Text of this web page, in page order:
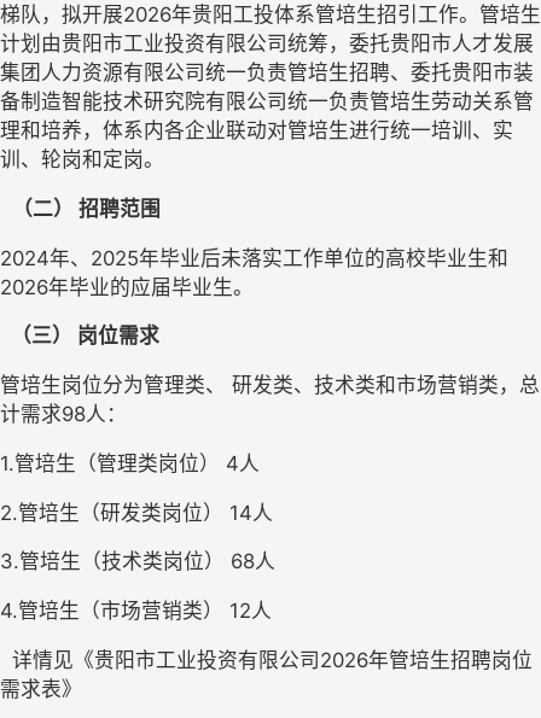
梯队，拟开展2026年贵阳工投体系管培生招引工作。管培生
计划由贵阳市工业投资有限公司统筹，委托贵阳市人才发展
集团人力资源有限公司统一负责管培生招聘、委托贵阳市装
备制造智能技术研究院有限公司统一负责管培生劳动关系管
理和培养，体系内各企业联动对管培生进行统一培训、实
训、轮岗和定岗。
（二） 招聘范围
2024年、 2025年毕业后未落实工作单位的高校毕业生和
2026年毕业的应届毕业生。
（三） 岗位需求
管培生岗位分为管理类、 研发类、技术类和市场营销类，总
计需求98人：
1.管培生（管理类岗位） 4人
2.管培生（研发类岗位） 14人
3.管培生（技术类岗位） 68人
4.管培生（市场营销类） 12人
  详情见《贵阳市工业投资有限公司
2026年管培生招聘岗位
需求表》